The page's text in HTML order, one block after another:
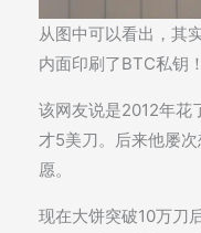
从图中可以看出，其
内面印刷了BTC私钥
该网友说是2012年花
才5美刀。后来他屡
愿。
现在大饼突破10万刀